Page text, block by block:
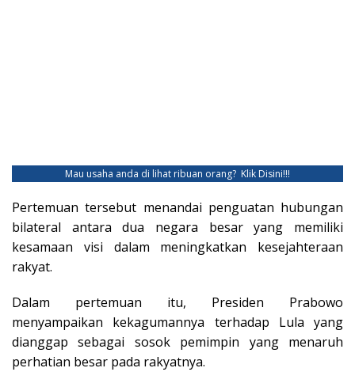
Mau usaha anda di lihat ribuan orang? Klik Disini!!!
Pertemuan tersebut menandai penguatan hubungan
bilateral antara dua negara besar yang memiliki
kesamaan visi dalam meningkatkan kesejahteraan
rakyat.
Dalam pertemuan itu, Presiden Prabowo
menyampaikan kekagumannya terhadap Lula yang
dianggap sebagai sosok pemimpin yang menaruh
perhatian besar pada rakyatnya.